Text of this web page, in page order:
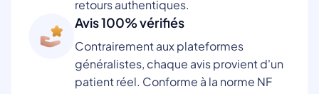
retours authentiques.
Avis 100% vérifiés
Contrairement aux plateformes
généralistes, chaque avis provient d'un
patient réel. Conforme à la norme NF